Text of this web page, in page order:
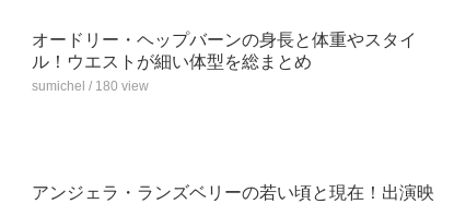
オードリー・ヘップバーンの身長と体重やスタイ
ル！ウエストが細い体型を総まとめ
sumichel / 180 view
アンジェラ・ランズベリーの若い頃と現在！出演映